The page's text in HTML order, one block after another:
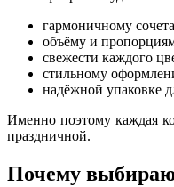
гармоничному
объёму и
свежести каждого
стильному
надёжной упаковке
Именно поэтому каждая
праздничной.
Почему